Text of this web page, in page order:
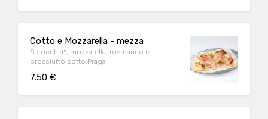
Cotto e Mozzarella - mezza
Scrocchia*, mozzarella, rosmarino e
prosciutto cotto Praga
7.50 €